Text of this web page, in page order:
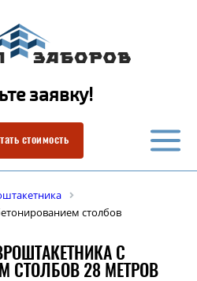
заявку!
стоимость
столбов
С
СТОЛБОВ 28 МЕТРОВ